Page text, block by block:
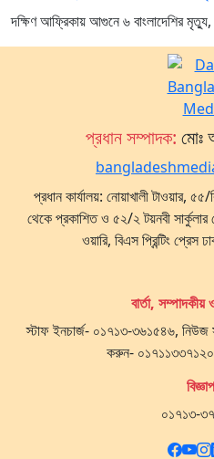
দক্ষিণ আফ্রিকায় আগুনে ৬ বাংলাদেশির মৃত্যু,
প্রধান সম্পাদক: মোঃ
প্রধান কার্যালয়: নোয়াখালী টাওয়ার,
থেকে প্রকাশিত ও ৫২/২ টয়নবী
ওয়ারি, বিএস প্রিন্টিং প্রেস
বার্তা, সম্পাদকীয়
স্টাফ ইনচার্জ- ০১৭১৩-৩৬১৫৪৬,
করুন-
০১৭১৩-